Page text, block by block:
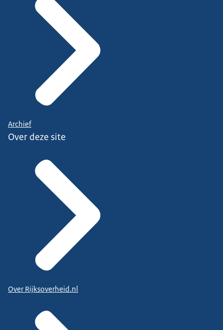
Archief
Over deze site
Over Rijksoverheid.nl